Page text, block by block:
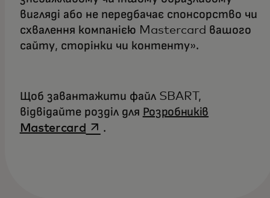
вигляді або не передбачає спонсорство чи
схвалення компанією Mastercard вашого
сайту, сторінки чи контенту».
Щоб завантажити файл SBART,
відвідайте розділ для Розробників
Mastercardopens in a new tab
.